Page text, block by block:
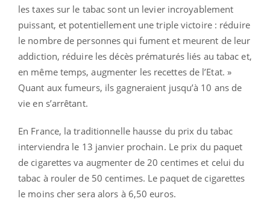
les taxes sur le tabac sont un levier incroyablement
puissant, et potentiellement une triple victoire : réduire
le nombre de personnes qui fument et meurent de leur
addiction, réduire les décès prématurés liés au tabac et,
en même temps, augmenter les recettes de l’Etat. »
Quant aux fumeurs, ils gagneraient jusqu’à 10 ans de
vie en s’arrêtant.
En France, la traditionnelle hausse du prix du tabac
interviendra le 13 janvier prochain. Le prix du paquet
de cigarettes va augmenter de 20 centimes et celui du
tabac à rouler de 50 centimes. Le paquet de cigarettes
le moins cher sera alors à 6,50 euros.